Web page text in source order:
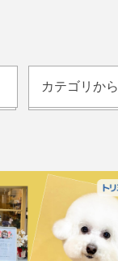
カテゴリか
カテゴリか
ドッグラン
ドッグカフェ
愛犬とおで
愛犬と旅行
トリミング
動物病院
コラム